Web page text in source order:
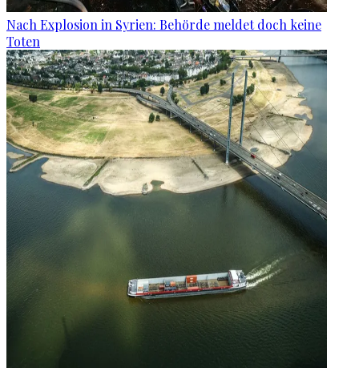
Nach Explosion in Syrien: Behörde meldet doch keine
Toten